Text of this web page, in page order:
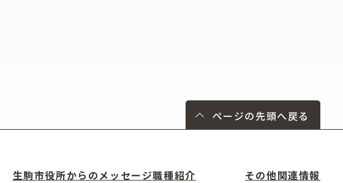
ページの先頭へ戻る
生駒市役所からのメッセージ職種紹介 その他関連情報